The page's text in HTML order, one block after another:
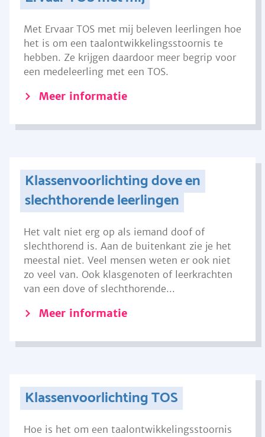
Met Ervaar TOS met mij beleven leerlingen hoe
het is om een taalontwikkelingsstoornis te
hebben. Ze krijgen daardoor meer begrip voor
een medeleerling met een TOS.
Meer informatie
Klassenvoorlichting dove en
slechthorende leerlingen
Het valt niet erg op als iemand doof of
slechthorend is. Aan de buitenkant zie je het
meestal niet. Veel mensen weten er ook niet
zo veel van. Ook klasgenoten of leerkrachten
van een dove of slechthorende...
Meer informatie
Klassenvoorlichting TOS
Hoe is het om een taalontwikkelingsstoornis